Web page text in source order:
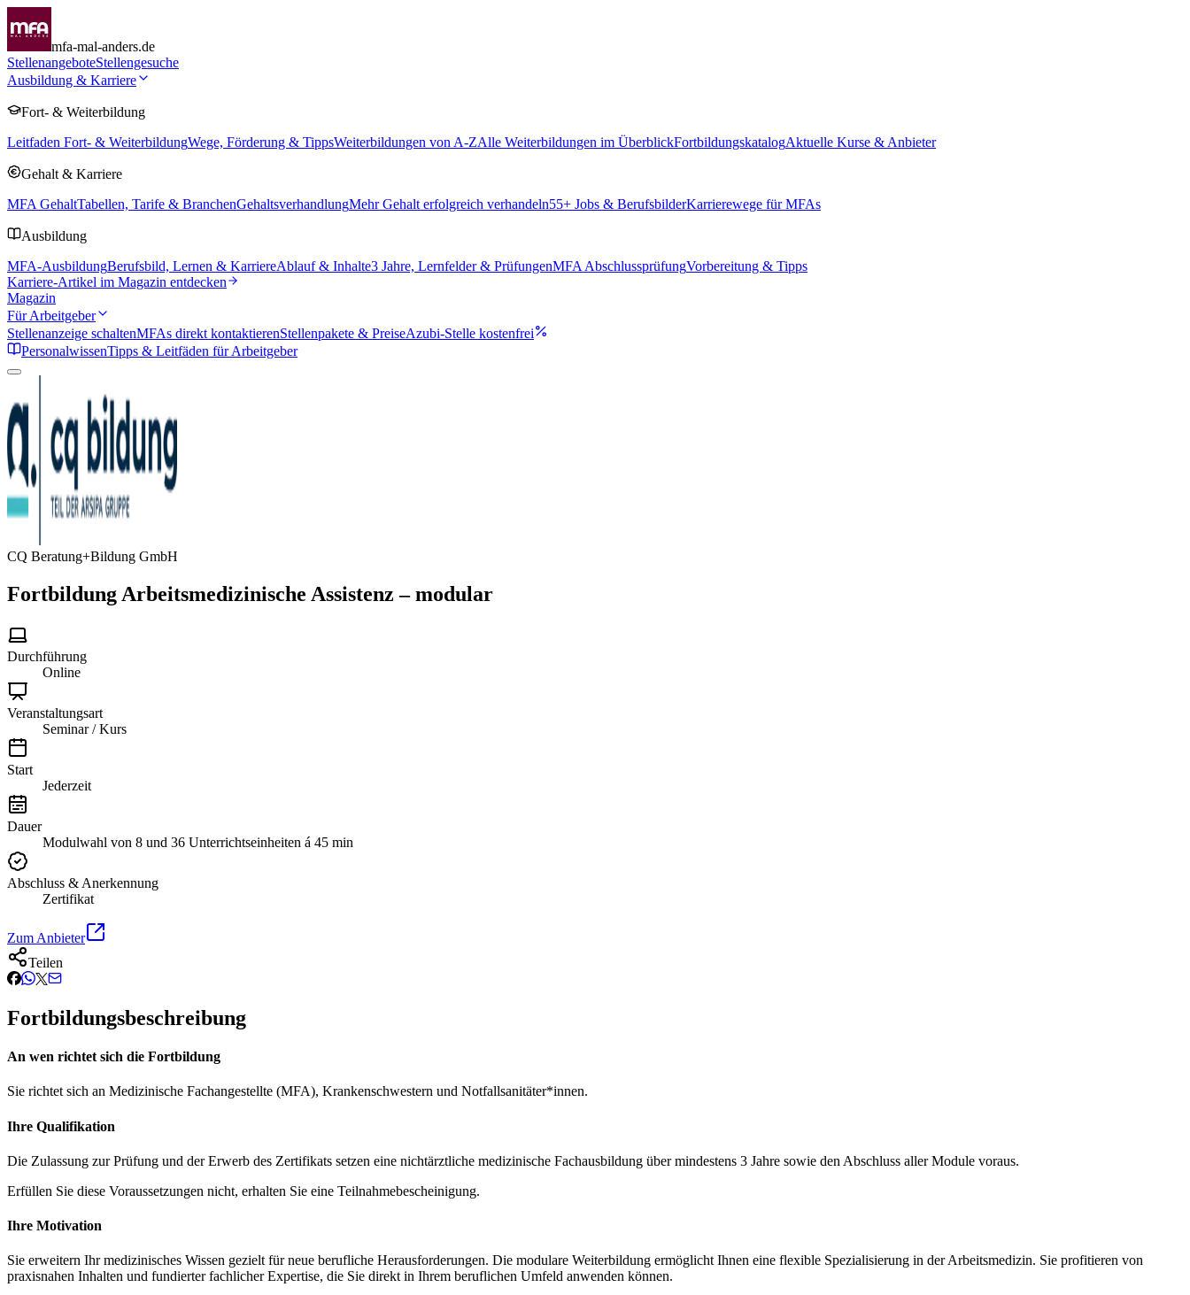
mfa-mal-anders.de
StellenangeboteStellengesuche
Ausbildung & Karriere
Fort- & Weiterbildung
Leitfaden Fort- & WeiterbildungWege, Förderung & TippsWeiterbildungen von A-ZAlle Weiterbildungen im ÜberblickFortbildungskatalogAktuelle Kurse & Anbieter
Gehalt & Karriere
MFA GehaltTabellen, Tarife & BranchenGehaltsverhandlungMehr Gehalt erfolgreich verhandeln55+ Jobs & BerufsbilderKarrierewege für MFAs
Ausbildung
MFA-AusbildungBerufsbild, Lernen & KarriereAblauf & Inhalte3 Jahre, Lernfelder & PrüfungenMFA AbschlussprüfungVorbereitung & Tipps
Karriere-Artikel im Magazin entdecken
Magazin
Für Arbeitgeber
Stellenanzeige schaltenMFAs direkt kontaktierenStellenpakete & PreiseAzubi-Stelle kostenfrei
PersonalwissenTipps & Leitfäden für Arbeitgeber
CQ Beratung+Bildung GmbH
Fortbildung Arbeitsmedizinische Assistenz – modular
Durchführung
Online
Veranstaltungsart
Seminar / Kurs
Start
Jederzeit
Dauer
Modulwahl von 8 und 36 Unterrichtseinheiten á 45 min
Abschluss & Anerkennung
Zertifikat
Zum Anbieter
Teilen
Fortbildungsbeschreibung
An wen richtet sich die Fortbildung
Sie richtet sich an Medizinische Fachangestellte (MFA), Krankenschwestern und Notfallsanitäter*innen.
Ihre Qualifikation
Die Zulassung zur Prüfung und der Erwerb des Zertifikats setzen eine nichtärztliche medizinische Fachausbildung über mindestens 3 Jahre sowie den Abschluss aller Module voraus.
Erfüllen Sie diese Voraussetzungen nicht, erhalten Sie eine Teilnahmebescheinigung.
Ihre Motivation
Sie erweitern Ihr medizinisches Wissen gezielt für neue berufliche Herausforderungen. Die modulare Weiterbildung ermöglicht Ihnen eine flexible Spezialisierung in der Arbeitsmedizin. Sie profitieren von
praxisnahen Inhalten und fundierter fachlicher Expertise, die Sie direkt in Ihrem beruflichen Umfeld anwenden können.